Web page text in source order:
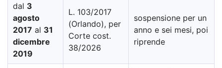
dal 3
agosto
2017 al 31
dicembre
2019
L. 103/2017
(Orlando), per
Corte cost.
38/2026
sospensione per un
anno e sei mesi, poi
riprende